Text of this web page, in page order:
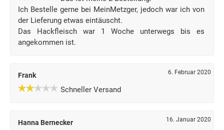
Ich Bestelle gerne bei MeinMetzger, jedoch war ich von
der Lieferung etwas eintäuscht.
Das Hackfleisch war 1 Woche unterwegs bis es
angekommen ist.
Frank 6. Februar 2020
Schneller Versand
Hanna Bernecker 16. Januar 2020